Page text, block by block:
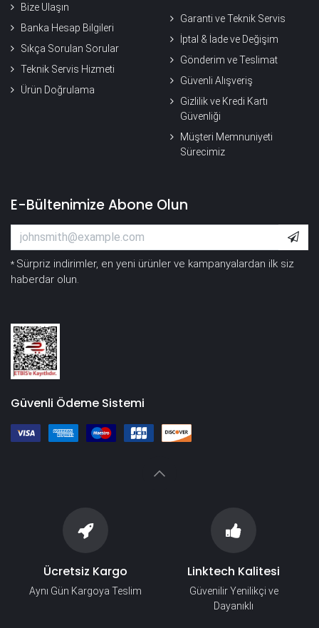
Bize Ulaşın
Banka Hesap Bilgileri
Sıkça Sorulan Sorular
Teknik Servis Hizmeti
Ürün Doğrulama
Garanti ve Teknik Servis
İptal & İade ve Değişim
Gönderim ve Teslimat
Güvenli Alışveriş
Gizlilik ve Kredi Kartı
Güvenliği
Müşteri Memnuniyeti
Sürecimiz
E-Bültenimize Abone Olun
* Sürpriz indirimler, en yeni ürünler ve kampanyalardan ilk siz
haberdar olun.
Güvenli Ödeme Sistemi
Ücretsiz Kargo
Aynı Gün Kargoya Teslim
Linktech Kalitesi
Güvenilir Yenilikçi ve
Dayanıklı